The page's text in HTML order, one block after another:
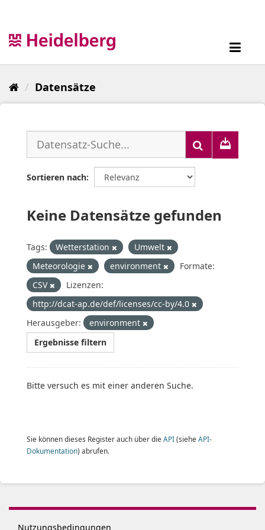
Datensätze
Sortieren nach
Keine Datensätze gefunden
Tags: Wetterstation
Umwelt
Meteorologie
environment
Formate:
CSV
Lizenzen:
http://dcat-ap.de/def/licenses/cc-by/4.0
Herausgeber:
environment
Ergebnisse filtern
Bitte versuch es mit einer anderen Suche.
Sie können dieses Register auch über die API(siehe API-
Dokumentation) abrufen.
Nutzungsbedingungen